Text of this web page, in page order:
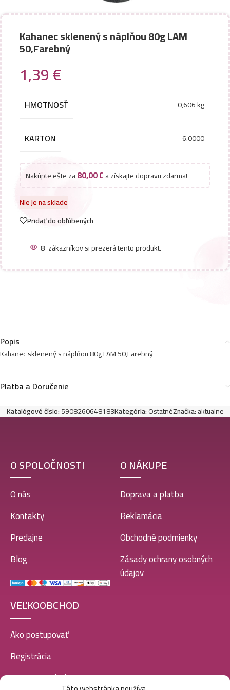
Kahanec sklenený s náplňou 80g LAM
50,Farebný
1,39€
HMOTNOSŤ 0,606 kg
KARTON 6.0000
Nakúpte ešte za80,00€a získajte dopravu zdarma!
Nie je na sklade
Pridať do obľúbených
8 zákazníkov si prezerá tento produkt.
Popis
Kahanec sklenený s náplňou 80g LAM 50,Farebný
Platba a Doručenie
Katalógové číslo:5908260648183Kategória:OstatnéZnačka:aktualne
O SPOLOČNOSTI
O nás
Kontakty
Predajne
Blog
O NÁKUPE
Doprava a platba
Reklamácia
Obchodné podmienky
Zásady ochrany osobných
údajov
VEĽKOOBCHOD
Ako postupovať
Registrácia
Doprava a platba